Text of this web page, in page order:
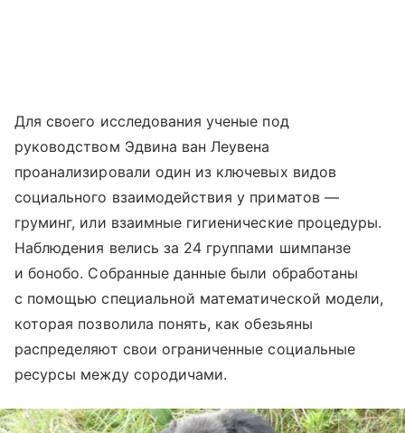
Для своего исследования ученые под
руководством Эдвина ван Леувена
проанализировали один из ключевых видов
социального взаимодействия у приматов —
груминг, или взаимные гигиенические процедуры.
Наблюдения велись за 24 группами шимпанзе
и бонобо. Собранные данные были обработаны
с помощью специальной математической модели,
которая позволила понять, как обезьяны
распределяют свои ограниченные социальные
ресурсы между сородичами.